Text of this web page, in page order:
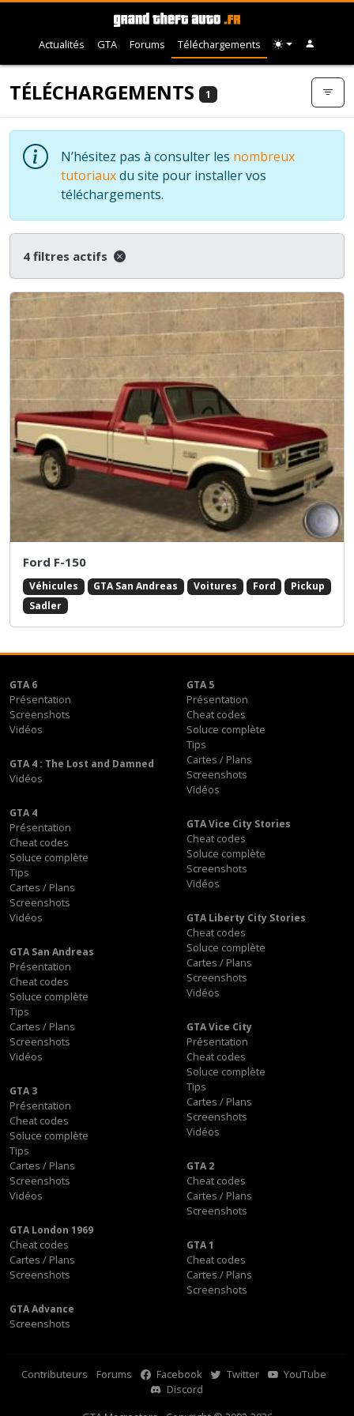
Actualités GTA Forums Téléchargements
TÉLÉCHARGEMENTS 1
N’hésitez pas à consulter les nombreux
tutoriauxdu site pour installer vos
téléchargements.
4 filtres actifs
Ford F-150
Véhicules GTA San Andreas Voitures Ford
Pickup
Sadler
GTA 6
Présentation
Screenshots
Vidéos
GTA 5
Présentation
Cheat codes
Soluce complète
Tips
Cartes / Plans
Screenshots
Vidéos
GTA 4 : The Lost and Damned
Vidéos
GTA 4
Présentation
Cheat codes
Soluce complète
Tips
Cartes / Plans
Screenshots
Vidéos
GTA Vice City Stories
Cheat codes
Soluce complète
Screenshots
Vidéos
GTA Liberty City Stories
Cheat codes
Soluce complète
Cartes / Plans
Screenshots
Vidéos
GTA San Andreas
Présentation
Cheat codes
Soluce complète
Tips
Cartes / Plans
Screenshots
Vidéos
GTA Vice City
Présentation
Cheat codes
Soluce complète
Tips
Cartes / Plans
Screenshots
Vidéos
GTA 3
Présentation
Cheat codes
Soluce complète
Tips
Cartes / Plans
Screenshots
Vidéos
GTA 2
Cheat codes
Cartes / Plans
Screenshots
GTA London 1969
Cheat codes
Cartes / Plans
Screenshots
GTA 1
Cheat codes
Cartes / Plans
Screenshots
GTA Advance
Screenshots
Contributeurs Forums Facebook Twitter
YouTube
Discord